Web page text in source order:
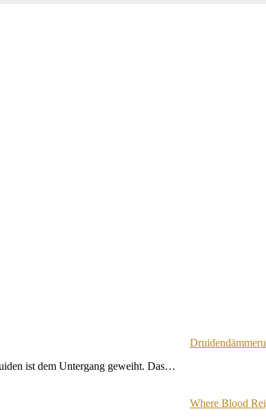
ist dem Untergang geweiht. Das…
Where Blood